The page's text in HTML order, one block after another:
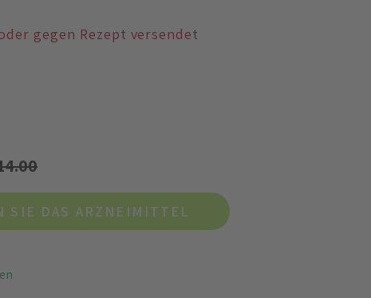
gegen Rezept versendet
SIE DAS ARZNEIMITTEL